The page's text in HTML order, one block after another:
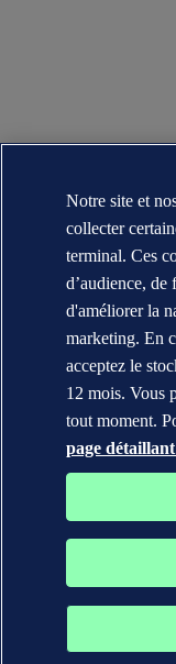
Notre site et
collecter
terminal. Ces
d’audience,
d'améliorer la
marketing. En
acceptez le
12 mois. Vous
tout moment.
page